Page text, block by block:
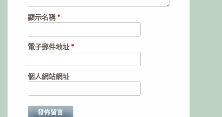
顯示名稱*
電子郵件地址 *
個人網站網址